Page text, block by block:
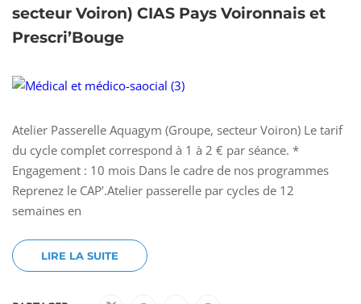
secteur Voiron) CIAS Pays Voironnais et
Prescri’Bouge
Atelier Passerelle Aquagym (Groupe, secteur Voiron) Le tarif
du cycle complet correspond à 1 à 2 € par séance. *
Engagement : 10 mois Dans le cadre de nos programmes
Reprenez le CAP’.Atelier passerelle par cycles de 12
semaines en
LIRE LA SUITE